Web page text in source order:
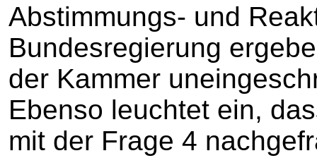
Abstimmungs- und
Bundesregierung
der Kammer
Ebenso leuchtet ein,
mit der Frage 4